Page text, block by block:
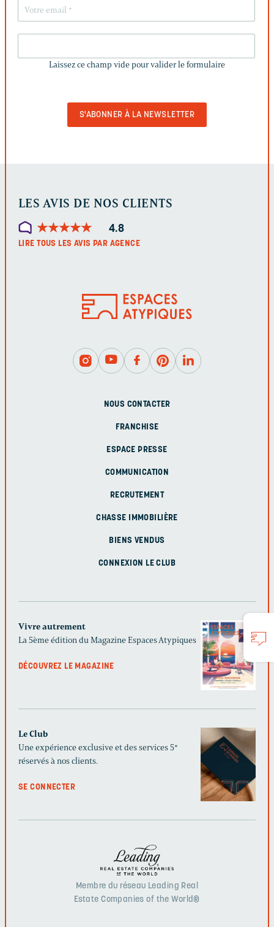
CHAMP
Laissez ce champ vide pour valider le formulaire
LES AVIS DE NOS CLIENTS
★★★★★
★★★★★ 4.8
LIRE TOUS LES AVIS PAR AGENCE
NOUS CONTACTER
FRANCHISE
ESPACE PRESSE
COMMUNICATION
RECRUTEMENT
CHASSE IMMOBILIÈRE
BIENS VENDUS
CONNEXION LE CLUB
Vivre autrement
La 5ème édition du Magazine Espaces Atypiques
DÉCOUVREZ LE MAGAZINE
Le Club
Une expérience exclusive et des services 5*
réservés à nos clients.
SE CONNECTER
Membre du réseau Leading Real
Estate Companies of the World®